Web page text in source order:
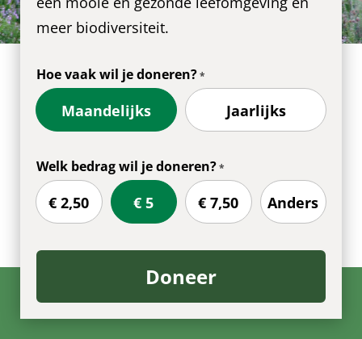
meer biodiversiteit.
Hoe vaak wil je doneren?
Maandelijks Jaarlijks
Welk bedrag wil je doneren?
€ 2,50 € 5 € 7,50 Anders
Doneer